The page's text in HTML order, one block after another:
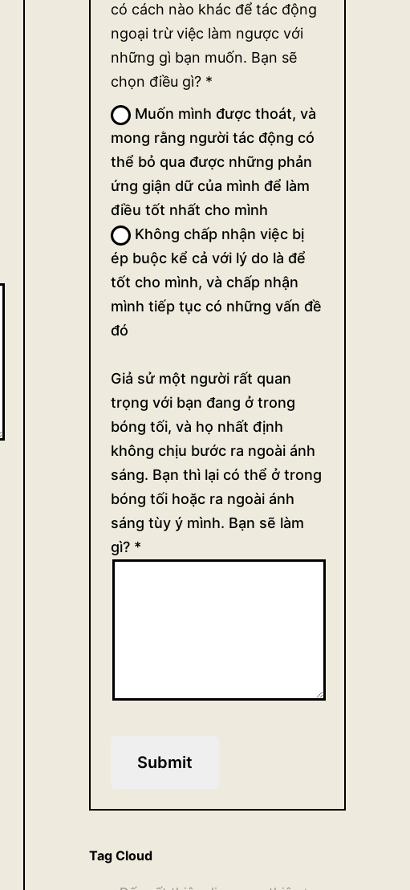
có cách nào khác để tác động
ngoại trừ việc làm ngược với
những gì bạn muốn. Bạn sẽ
chọn điều gì? *
Muốn mình được thoát, và
mong rằng người tác động có
thể bỏ qua được những phản
ứng giận dữ của mình để làm
điều tốt nhất cho mình
Không chấp nhận việc bị
ép buộc kể cả với lý do là để
tốt cho mình, và chấp nhận
mình tiếp tục có những vấn đề
đó
Giả sử một người rất quan
trọng với bạn đang ở trong
bóng tối, và họ nhất định
không chịu bước ra ngoài ánh
sáng. Bạn thì lại có thể ở trong
bóng tối hoặc ra ngoài ánh
sáng tùy ý mình. Bạn sẽ làm
gì? *
Submit
Tag Cloud